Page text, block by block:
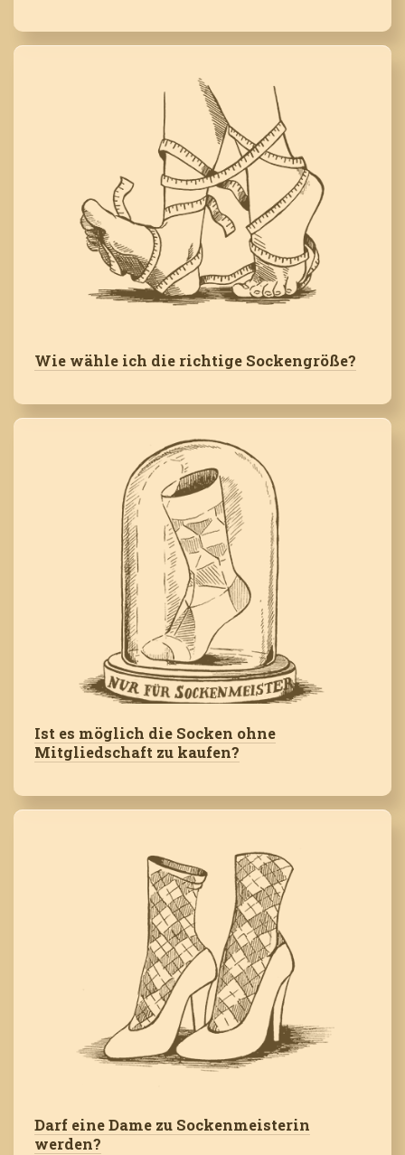
Wie wähle ich die richtige Sockengröße?
Ist es möglich die Socken ohne
Mitgliedschaft zu kaufen?
Darf eine Dame zu Sockenmeisterin
werden?